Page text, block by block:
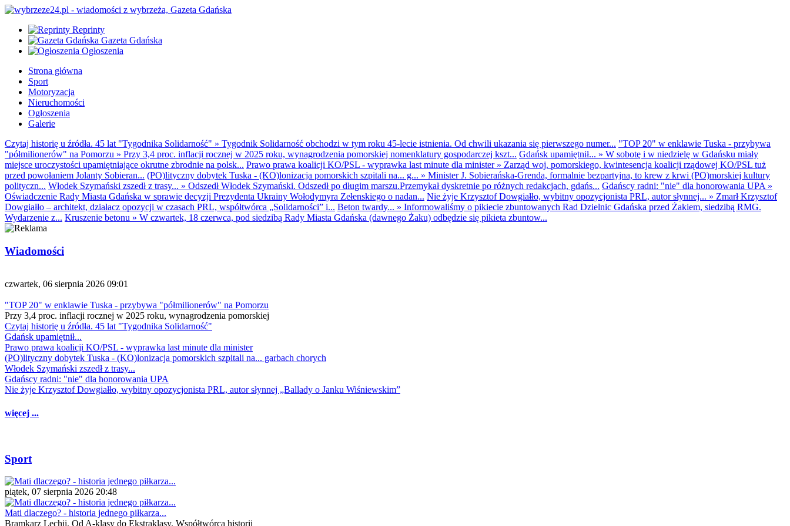
Reprinty
Gazeta Gdańska
Ogłoszenia
Strona główna
Sport
Motoryzacja
Nieruchomości
Ogłoszenia
Galerie
Czytaj historię u źródła. 45 lat "Tygodnika Solidarność" » Tygodnik Solidarność obchodzi w tym roku 45-lecie istnienia. Od chwili ukazania się pierwszego numer... "TOP 20" w enklawie Tuska - przybywa
"półmilionerów" na Pomorzu » Przy 3,4 proc. inflacji rocznej w 2025 roku, wynagrodzenia pomorskiej nomenklatury gospodarczej kszt... Gdańsk upamiętnił... » W sobotę i w niedzielę w Gdańsku miały
miejsce uroczystości upamiętniające okrutne zbrodnie na polsk... Prawo prawa koalicji KO/PSL - wyprawka last minute dla minister» Zarząd woj. pomorskiego, kwintesencja koalicji rządowej KO/PSL tuż
przed powołaniem Jolanty Sobieran... (PO)lityczny dobytek Tuska - (KO)lonizacja pomorskich szpitali na... g... » Minister J. Sobierańska-Grenda, formalnie bezpartyjna, to krew z krwi (PO)morskiej kultury
polityczn... Włodek Szymański zszedł z trasy... » Odszedł Włodek Szymański. Odszedł po długim marszu.Przemykał dyskretnie po różnych redakcjach, gdańs... Gdańscy radni: "nie" dla honorowania UPA »
Oświadczenie Rady Miasta Gdańska w sprawie decyzji Prezydenta Ukrainy Wołodymyra Zełenskiego o nadan... Nie żyje Krzysztof Dowgiałło, wybitny opozycjonista PRL, autor słynnej... » Zmarł Krzysztof
Dowgiałło – architekt, działacz opozycji w czasach PRL, współtwórca „Solidarności” i... Beton twardy... » Informowaliśmy o pikiecie zbuntowanych Rad Dzielnic Gdańska przed Żakiem, siedzibą RMG.
Wydarzenie z... Kruszenie betonu » W czwartek, 18 czerwca, pod siedzibą Rady Miasta Gdańska (dawnego Żaku) odbędzie się pikieta zbuntow...
Wiadomości
czwartek, 06 sierpnia 2026 09:01
"TOP 20" w enklawie Tuska - przybywa "półmilionerów" na Pomorzu
Przy 3,4 proc. inflacji rocznej w 2025 roku, wynagrodzenia pomorskiej
Czytaj historię u źródła. 45 lat "Tygodnika Solidarność"
Gdańsk upamiętnił...
Prawo prawa koalicji KO/PSL - wyprawka last minute dla minister
(PO)lityczny dobytek Tuska - (KO)lonizacja pomorskich szpitali na... garbach chorych
Włodek Szymański zszedł z trasy...
Gdańscy radni: "nie" dla honorowania UPA
Nie żyje Krzysztof Dowgiałło, wybitny opozycjonista PRL, autor słynnej „Ballady o Janku Wiśniewskim”
więcej ...
Sport
piątek, 07 sierpnia 2026 20:48
Mati dlaczego? - historia jednego piłkarza...
Bramkarz Lechii. Od A-klasy do Ekstraklasy. Współtwórca historii